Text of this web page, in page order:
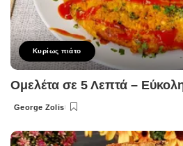
Κυρίως πιάτο
Ομελέτα σε 5 Λεπτά –
Posted
George Zolis